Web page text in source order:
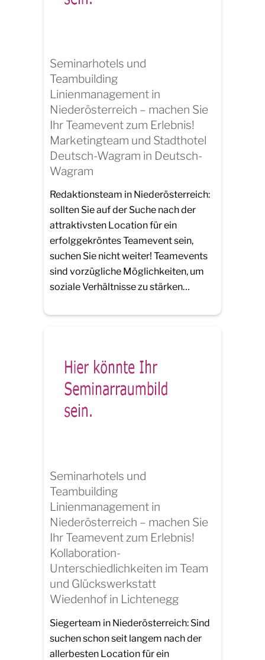
Seminarhotels und
Teambuilding
Linienmanagement in
Niederösterreich – machen Sie
Ihr Teamevent zum Erlebnis!
Marketingteam und Stadthotel
Deutsch-Wagram in Deutsch-
Wagram
Redaktionsteam in Niederösterreich:
sollten Sie auf der Suche nach der
attraktivsten Location für ein
erfolggekröntes Teamevent sein,
suchen Sie nicht weiter! Teamevents
sind vorzügliche Möglichkeiten, um
soziale Verhältnisse zu stärken…
Seminarhotels und
Teambuilding
Linienmanagement in
Niederösterreich – machen Sie
Ihr Teamevent zum Erlebnis!
Kollaboration-
Unterschiedlichkeiten im Team
und Glückswerkstatt
Wiedenhof in Lichtenegg
Siegerteam in Niederösterreich: Sind
suchen schon seit langem nach der
allerbesten Location für ein